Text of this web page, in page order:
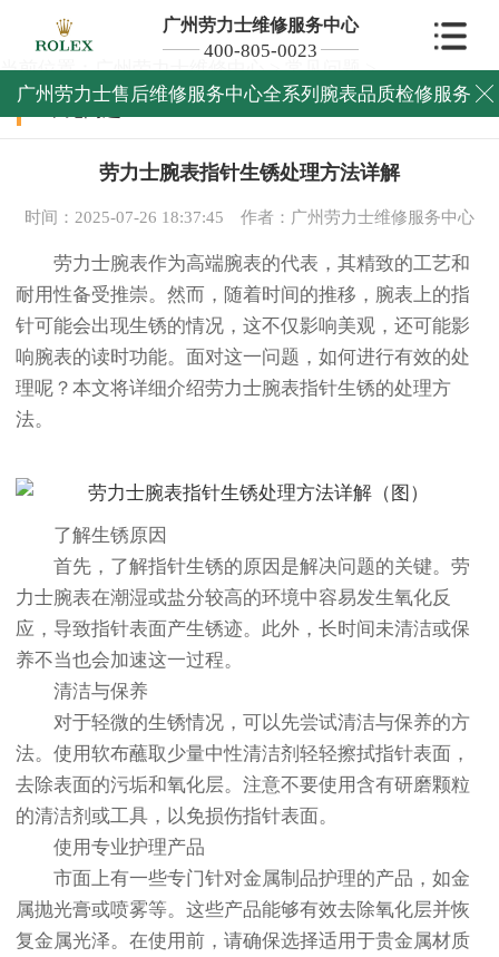
广州劳力士维修服务中心
400-805-0023
广州劳力士售后维修服务中心全系列腕表品质检修服务 
当前位置：广州劳力士维修中心>常见问题>
常见问题
劳力士腕表指针生锈处理方法详解
时间：2025-07-26 18:37:45 作者：广州劳力士维修服务中心
劳力士腕表作为高端腕表的代表，其精致的工艺和
耐用性备受推崇。然而，随着时间的推移，腕表上的指
针可能会出现生锈的情况，这不仅影响美观，还可能影
响腕表的读时功能。面对这一问题，如何进行有效的处
理呢？本文将详细介绍劳力士腕表指针生锈的处理方
法。
了解生锈原因
首先，了解指针生锈的原因是解决问题的关键。劳
力士腕表在潮湿或盐分较高的环境中容易发生氧化反
应，导致指针表面产生锈迹。此外，长时间未清洁或保
养不当也会加速这一过程。
清洁与保养
对于轻微的生锈情况，可以先尝试清洁与保养的方
法。使用软布蘸取少量中性清洁剂轻轻擦拭指针表面，
去除表面的污垢和氧化层。注意不要使用含有研磨颗粒
的清洁剂或工具，以免损伤指针表面。
使用专业护理产品
市面上有一些专门针对金属制品护理的产品，如金
属抛光膏或喷雾等。这些产品能够有效去除氧化层并恢
复金属光泽。在使用前，请确保选择适用于贵金属材质